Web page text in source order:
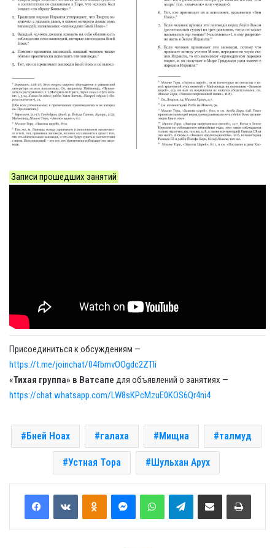
Записи прошедших занятий
Присоединиться к обсуждениям —
https://t.me/joinchat/04fbmvOOgdc2ZTli
«Тихая группа» в Ватсапе для объявлений о занятиях —
https://chat.whatsapp.com/LW8sKPcMzuE0KOS6Qr4ni4
Бней Ноах галаха Мищна талмуд
Устная Тора Шульхан Арух
Odnoklassniki Messenger WhatsApp Telegram Share via Email Print